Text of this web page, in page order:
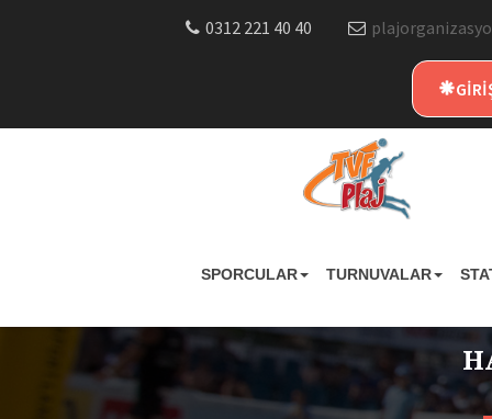
0312 221 40 40
SPORCULAR TURNUVALAR